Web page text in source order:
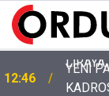
12:46
YENİ